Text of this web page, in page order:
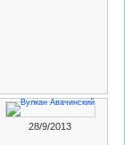
28/9/2013